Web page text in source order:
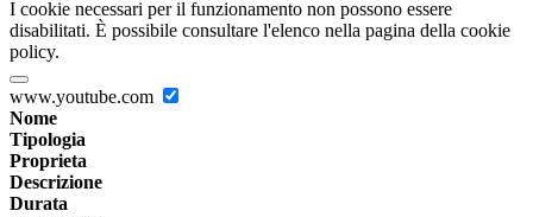
I cookie necessari per il funzionamento non possono essere
disabilitati. È possibile consultare l'elenco nella pagina della cookie
policy.
www.youtube.com
Nome
Tipologia
Proprieta
Descrizione
Durata